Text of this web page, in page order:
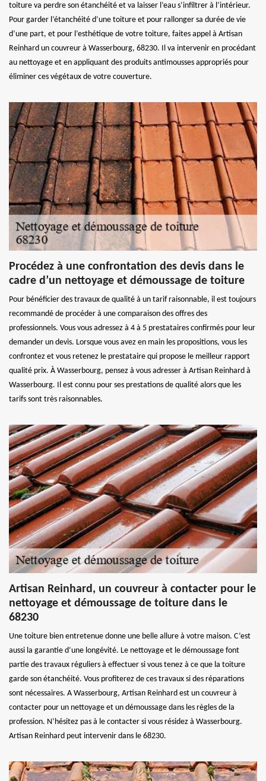
toiture va perdre son étanchéité et va laisser l’eau s’infiltrer à l’intérieur.
Pour garder l’étanchéité d’une toiture et pour rallonger sa durée de vie
d’une part, et pour l’esthétique de votre toiture, faites appel à Artisan
Reinhard un couvreur à Wasserbourg, 68230. Il va intervenir en procédant
au nettoyage et en appliquant des produits antimousses appropriés pour
éliminer ces végétaux de votre couverture.
Procédez à une confrontation des devis dans le
cadre d’un nettoyage et démoussage de toiture
Pour bénéficier des travaux de qualité à un tarif raisonnable, il est toujours
recommandé de procéder à une comparaison des offres des
professionnels. Vous vous adressez à 4 à 5 prestataires confirmés pour leur
demander un devis. Lorsque vous avez en main les propositions, vous les
confrontez et vous retenez le prestataire qui propose le meilleur rapport
qualité prix. À Wasserbourg, pensez à vous adresser à Artisan Reinhard à
Wasserbourg. Il est connu pour ses prestations de qualité alors que les
tarifs sont très raisonnables.
Artisan Reinhard, un couvreur à contacter pour le
nettoyage et démoussage de toiture dans le
68230
Une toiture bien entretenue donne une belle allure à votre maison. C’est
aussi la garantie d’une longévité. Le nettoyage et le démoussage font
partie des travaux réguliers à effectuer si vous tenez à ce que la toiture
garde son étanchéité. Vous profiterez de ces travaux si des réparations
sont nécessaires. A Wasserbourg, Artisan Reinhard est un couvreur à
contacter pour un nettoyage et un démoussage dans les règles de la
profession. N’hésitez pas à le contacter si vous résidez à Wasserbourg.
Artisan Reinhard peut intervenir dans le 68230.